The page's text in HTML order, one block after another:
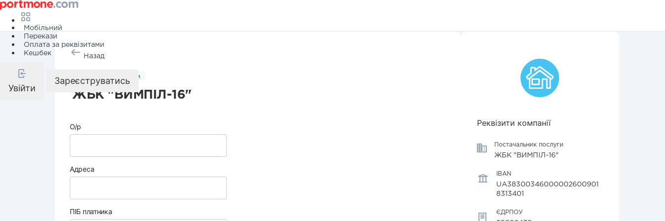
Мобільний
Перекази
Оплата за реквізитами
Кешбек
Увійти
Зареєструватись
Назад
Комунальні послуги
ЖБК "ВИМПІЛ-16"
О/р
Адреса
ПІБ платника
Реквізити компанії
Постачальник послуги
ЖБК "ВИМПІЛ-16"
IBAN
UA38300346000002600901
8313401
ЄДРПОУ